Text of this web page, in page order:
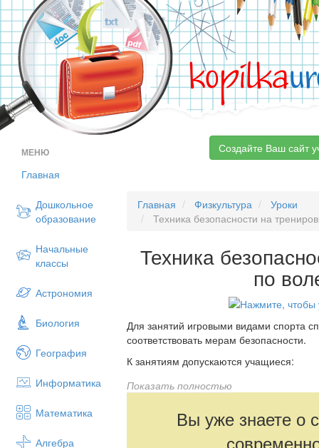
kopilka
МЕНЮ
Главная
Дошкольное
образование
Начальные
классы
Астрономия
Биология
География
Информатика
Математика
Алгебра
Создайте Ваш сайт
Главная Физкультура
Уроки
Техника безопасности на
Техника
по
Для занятий игровыми видами спорта
соответствовать мерам безопасности.
К занятиям допускаются учащиеся:
• отнесенные по состоянию здоровья к
медицинским группам;
• прошедшие инструктаж по мерам
• имеющие спортивную обувь и
Показать полностью
Вы уже знаете о